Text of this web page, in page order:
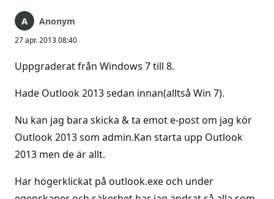
Anonym
27 apr. 2013 08:40
Uppgraderat från Windows 7 till 8.
Hade Outlook 2013 sedan innan(alltså Win 7).
Nu kan jag bara skicka & ta emot e-post om jag kör
Outlook 2013 som admin.Kan starta upp Outlook
2013 men de är allt.
Har högerklickat på outlook.exe och under